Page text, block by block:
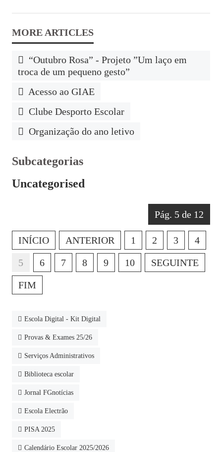
“Outubro Rosa” - Projeto ”Um laço em
troca de um pequeno gesto”
Acesso ao GIAE
Clube Desporto Escolar
Organização do ano letivo
Subcategorias
Uncategorised
Pág. 5 de 12
INÍCIO ANTERIOR 1 2 3 4
5 6 7 8 9 10 SEGUINTE
FIM
Escola Digital - Kit Digital
Provas & Exames 25/26
Serviços Administrativos
Biblioteca escolar
Jornal FGnotícias
Escola Electrão
PISA 2025
Calendário Escolar 2025/2026